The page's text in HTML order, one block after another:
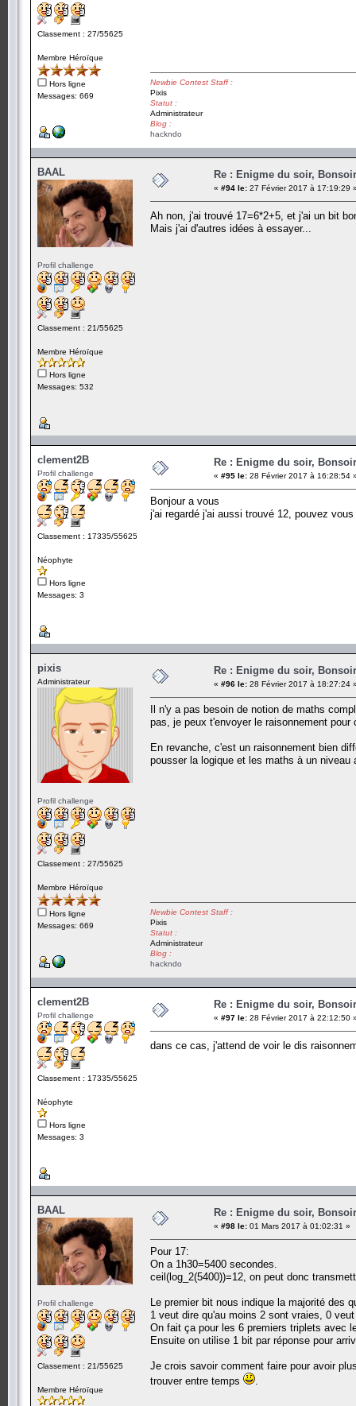
Classement : 27/55625
Membre Héroïque
Hors ligne
Messages: 669
Newbie Contest Staff :
Pixis
Statut :
Administrateur
Blog :
hackndo
BAAL
Profil challenge
Classement : 21/55625
Membre Héroïque
Hors ligne
Messages: 532
Re : Enigme du soir,
« #94 le: 27 Février 2017 à 17:19:29
Ah non, j'ai trouvé 17=6*2+5, et j'ai un bit
Mais j'ai d'autres idées à essayer...
clement2B
Profil challenge
Classement : 17335/55625
Néophyte
Hors ligne
Messages: 3
Re : Enigme du soir,
« #95 le: 28 Février 2017 à 16:28:54
Bonjour a vous
j'ai regardé j'ai aussi trouvé 12, pouvez
pixis
Administrateur
Profil challenge
Classement : 27/55625
Membre Héroïque
Hors ligne
Messages: 669
Re : Enigme du soir,
« #96 le: 28 Février 2017 à 18:27:24
Il n'y a pas besoin de notion de maths
pas, je peux t'envoyer le raisonnement pour
En revanche, c'est un raisonnement bien
pousser la logique et les maths à un niveau
Newbie Contest Staff :
Pixis
Statut :
Administrateur
Blog :
hackndo
clement2B
Profil challenge
Classement : 17335/55625
Néophyte
Hors ligne
Messages: 3
Re : Enigme du soir,
« #97 le: 28 Février 2017 à 22:12:50
dans ce cas, j'attend de voir le dis
BAAL
Profil challenge
Classement : 21/55625
Membre Héroïque
Re : Enigme du soir,
« #98 le: 01 Mars 2017 à 01:02:31 »
Pour 17:
On a 1h30=5400 secondes.
ceil(log_2(5400))=12, on peut donc
Le premier bit nous indique la majorité des
1 veut dire qu'au moins 2 sont vraies, 0
On fait ça pour les 6 premiers triplets avec
Ensuite on utilise 1 bit par réponse pour
Je crois savoir comment faire pour avoir
trouver entre temps